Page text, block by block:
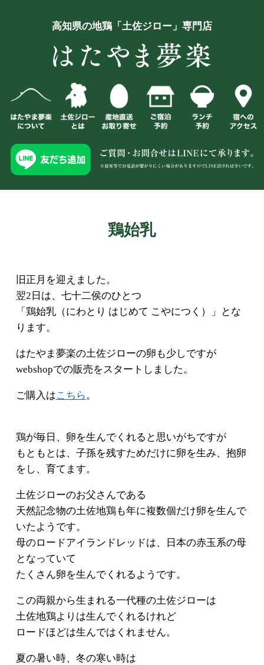
高知県の地鶏「土佐ジロー」専門店
鶏始乳
旧正月を迎えました。
翌2日は、七十二侯のひとつ
「鶏始乳（にわとり はじめて こやにつく）」とな
ります。
はたやま夢楽の土佐ジローの卵も少しですが
webshopでの販売をスタートしました。
ご購入はこちら。
鶏が毎日、卵を生んでくれると思いがちですが
もともとは、子孫を残すためだけに卵を生み、抱卵
をし、育てます。
土佐ジローのお父さんである
天然記念物の土佐地鶏も年に複数個だけ卵を生んで
いたようです。
母のロードアイランドレッドは、日本の赤玉系の母
となっていて
たくさん卵を生んでくれるようです。
この両親から生まれる一代種の土佐ジローは
土佐地鶏よりは生んでくれるけれど
ロードほどは生んではくれません。
夏の暑い時、冬の寒い時は